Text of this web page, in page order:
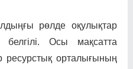
рөлде оқулықтар
Осы мақсатта
орталығының